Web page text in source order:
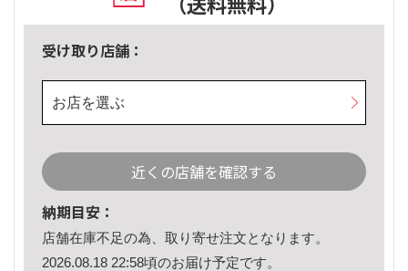
受け取り店舗：
お店を選ぶ
近くの店舗を確認する
納期目安：
店舗在庫不足の為、取り寄せ注文となります。
2026.08.18 22:58頃のお届け予定です。